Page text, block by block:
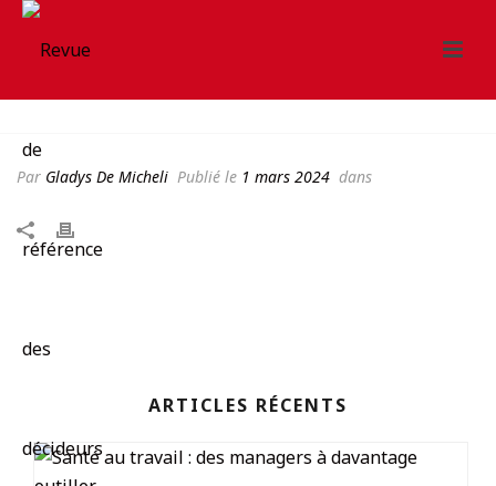
Par Gladys De Micheli Publié le 1 mars 2024 dans
ARTICLES RÉCENTS